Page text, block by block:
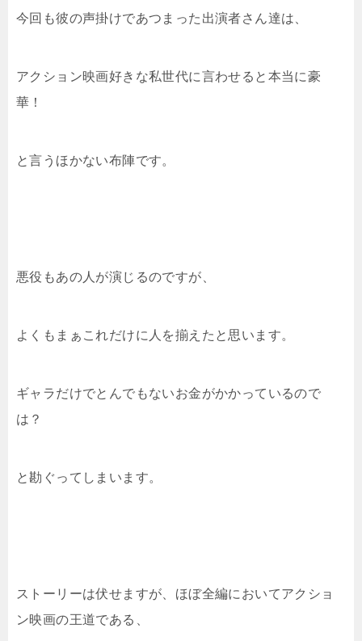
今回も彼の声掛けであつまった出演者さん達は、
アクション映画好きな私世代に言わせると本当に豪
華！
と言うほかない布陣です。
悪役もあの人が演じるのですが、
よくもまぁこれだけに人を揃えたと思います。
ギャラだけでとんでもないお金がかかっているので
は？
と勘ぐってしまいます。
ストーリーは伏せますが、ほぼ全編においてアクショ
ン映画の王道である、